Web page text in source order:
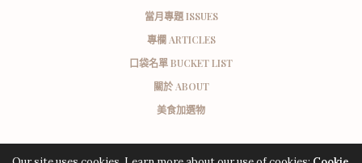
當月專題 ISSUES
專欄 ARTICLES
口袋名單 BUCKET LIST
關於 ABOUT
美食加選物